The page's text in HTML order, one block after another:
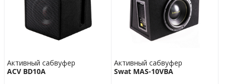
Активный сабвуфер
ACV BD10A
Активный сабвуфер
Swat MAS-10VBA